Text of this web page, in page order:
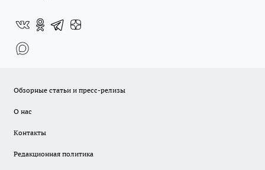
Обзорные статьи и пресс-релизы
О нас
Контакты
Редакционная политика